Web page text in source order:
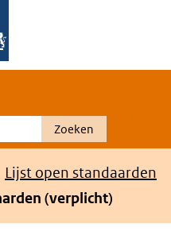
Zoeken
Lijst open standaarden
(verplicht)